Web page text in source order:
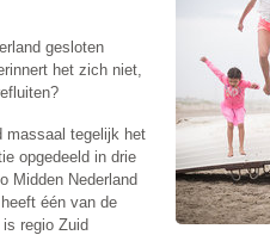
gesloten
het zich niet,
massaal tegelijk het
opgedeeld in drie
Midden Nederland
één van de
regio Zuid